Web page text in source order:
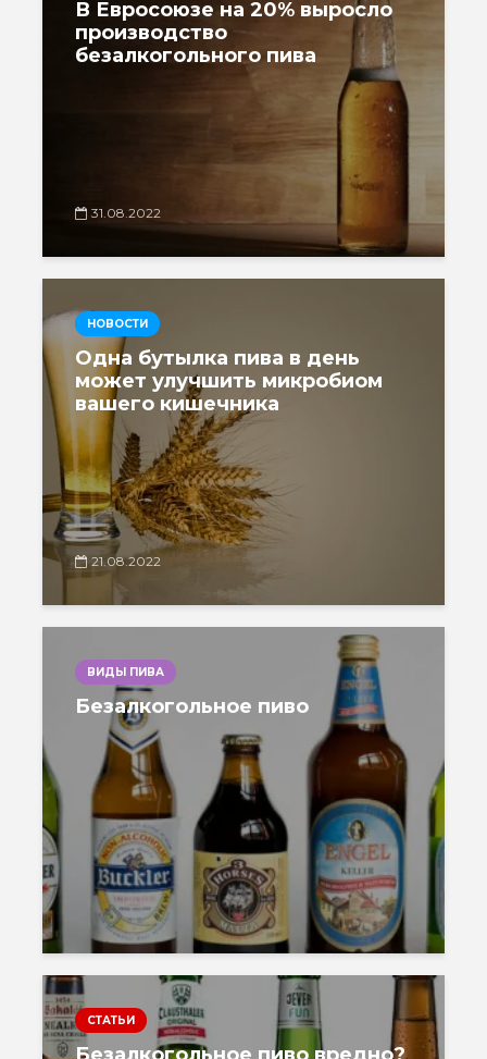
В Евросоюзе на 20% выросло
производство
безалкогольного пива
31.08.2022
НОВОСТИ
Одна бутылка пива в день
может улучшить микробиом
вашего кишечника
21.08.2022
ВИДЫ ПИВА
Безалкогольное пиво
СТАТЬИ